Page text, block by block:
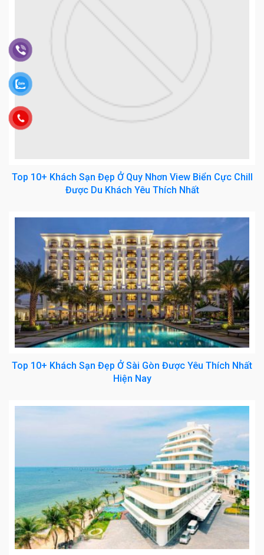
Top 10+ Khách Sạn Đẹp Ở Quy Nhơn View Biển Cực Chill
Được Du Khách Yêu Thích Nhất
Top 10+ Khách Sạn Đẹp Ở Sài Gòn Được Yêu Thích Nhất
Hiện Nay